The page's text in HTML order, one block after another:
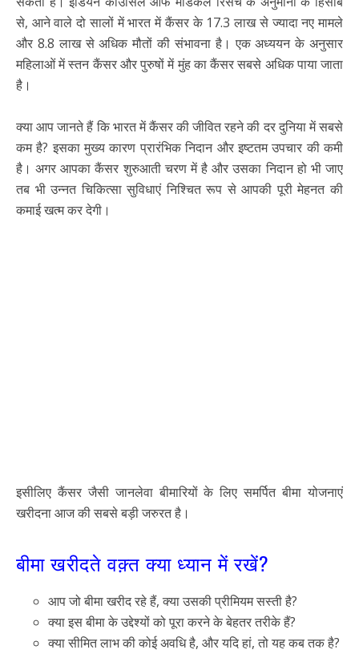
से, आने वाले दो सालों में भारत में कैंसर के 17.3 लाख से ज्यादा नए मामले
और 8.8 लाख से अधिक मौतों की संभावना है। एक अध्ययन के अनुसार
महिलाओं में स्तन कैंसर और पुरुषों में मुंह का कैंसर सबसे अधिक पाया जाता
है।
क्या आप जानते हैं कि भारत में कैंसर की जीवित रहने की दर दुनिया में सबसे
कम है? इसका मुख्य कारण प्रारंभिक निदान और इष्टतम उपचार की कमी
है। अगर आपका कैंसर शुरुआती चरण में है और उसका निदान हो भी जाए
तब भी उन्नत चिकित्सा सुविधाएं निश्चित रूप से आपकी पूरी मेहनत की
कमाई खत्म कर देगी।
इसीलिए कैंसर जैसी जानलेवा बीमारियों के लिए समर्पित बीमा योजनाएं
खरीदना आज की सबसे बड़ी जरुरत है।
बीमा खरीदते वक़्त क्या ध्यान में रखें?
आप जो बीमा खरीद रहे हैं, क्या उसकी प्रीमियम सस्ती है?
क्या इस बीमा के उद्देश्यों को पूरा करने के बेहतर तरीके हैं?
क्या सीमित लाभ की कोई अवधि है, और यदि हां, तो यह कब तक है?